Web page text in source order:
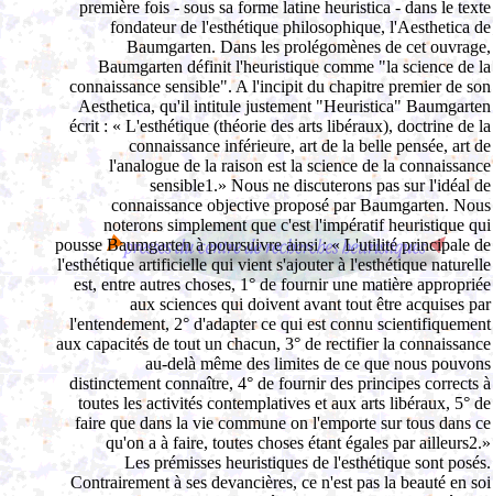
première fois - sous sa forme latine heuristica - dans le texte
fondateur de l'esthétique philosophique, l'Aesthetica de
Baumgarten. Dans les prolégomènes de cet ouvrage,
Baumgarten définit l'heuristique comme "la science de la
connaissance sensible". A l'incipit du chapitre premier de son
Aesthetica, qu'il intitule justement "Heuristica" Baumgarten
écrit : « L'esthétique (théorie des arts libéraux), doctrine de la
connaissance inférieure, art de la belle pensée, art de
l'analogue de la raison est la science de la connaissance
sensible1.» Nous ne discuterons pas sur l'idéal de
connaissance objective proposé par Baumgarten. Nous
noterons simplement que c'est l'impératif heuristique qui
pousse Baumgarten à poursuivre ainsi : « L'utilité principale de
l'esthétique artificielle qui vient s'ajouter à l'esthétique naturelle
est, entre autres choses, 1° de fournir une matière appropriée
aux sciences qui doivent avant tout être acquises par
l'entendement, 2° d'adapter ce qui est connu scientifiquement
aux capacités de tout un chacun, 3° de rectifier la connaissance
au-delà même des limites de ce que nous pouvons
distinctement connaître, 4° de fournir des principes corrects à
toutes les activités contemplatives et aux arts libéraux, 5° de
faire que dans la vie commune on l'emporte sur tous dans ce
qu'on a à faire, toutes choses étant égales par ailleurs2.»
Les prémisses heuristiques de l'esthétique sont posés.
Contrairement à ses devancières, ce n'est pas la beauté en soi